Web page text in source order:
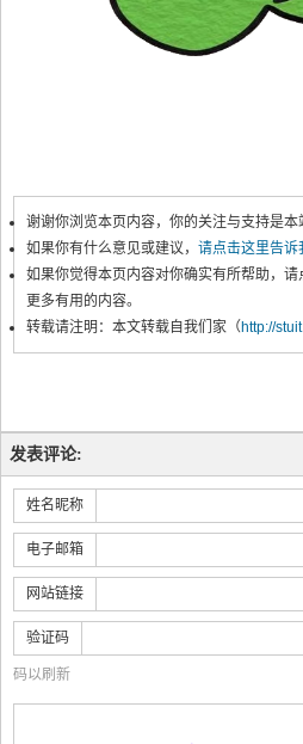
谢谢你浏览本页内容，你的关注与支持是本
如果你有什么意见或建议， 请点击这里告诉
如果你觉得本页内容对你确实有所帮助，
更多有用的内容。
转载请注明：本文转载自我们家（http://
发表评论:
姓名昵称
电子邮箱
网站链接
验证码
码以刷新